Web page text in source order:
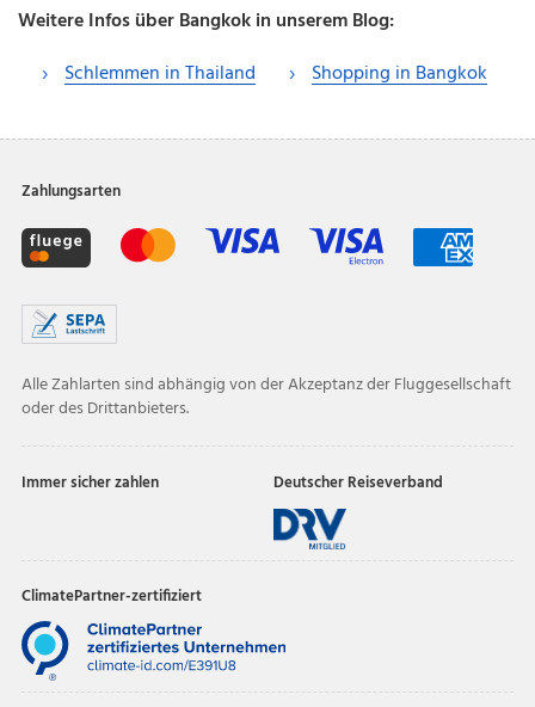
Weitere Infos über Bangkok in unserem Blog:
Schlemmen in Thailand
Shopping in Bangkok